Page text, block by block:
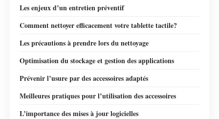
Les enjeux d’un entretien préventif
Comment nettoyer efficacement votre tablette tactile?
Les précautions à prendre lors du nettoyage
Optimisation du stockage et gestion des applications
Prévenir l’usure par des accessoires adaptés
Meilleures pratiques pour l’utilisation des accessoires
L’importance des mises à jour logicielles